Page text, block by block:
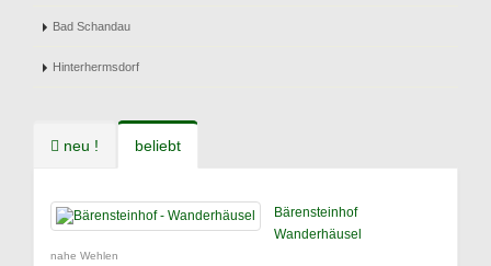
Bad Schandau
Hinterhermsdorf
neu ! beliebt
Bärensteinhof
Wanderhäusel
nahe Wehlen